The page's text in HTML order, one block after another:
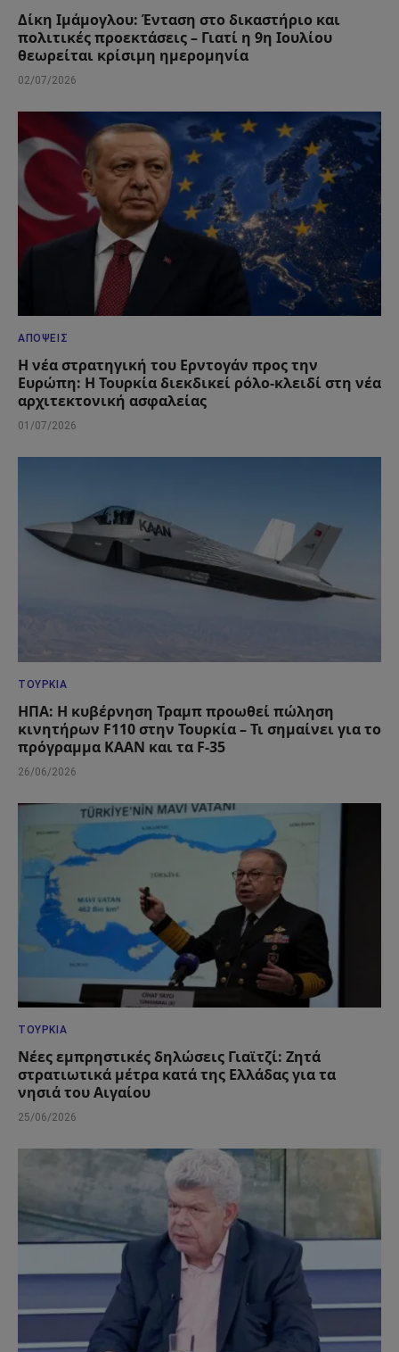
Δίκη Ιμάμογλου: Ένταση στο δικαστήριο και
πολιτικές προεκτάσεις – Γιατί η 9η Ιουλίου
θεωρείται κρίσιμη ημερομηνία
02/07/2026
ΑΠΌΨΕΙΣ
Η νέα στρατηγική του Ερντογάν προς την
Ευρώπη: Η Τουρκία διεκδικεί ρόλο-κλειδί στη νέα
αρχιτεκτονική ασφαλείας
01/07/2026
ΤΟΥΡΚΊΑ
ΗΠΑ: Η κυβέρνηση Τραμπ προωθεί πώληση
κινητήρων F110 στην Τουρκία – Τι σημαίνει για το
πρόγραμμα KAAN και τα F-35
26/06/2026
ΤΟΥΡΚΊΑ
Νέες εμπρηστικές δηλώσεις Γιαϊτζί: Ζητά
στρατιωτικά μέτρα κατά της Ελλάδας για τα
νησιά του Αιγαίου
25/06/2026